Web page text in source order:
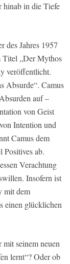
hinab in die Tiefe
des Jahres 1957
Titel „Der Mythos
veröffentlicht.
Absurde“. Camus
auf –
von Geist
Intention und
Camus dem
Positives ab.
Verachtung
Insofern ist
mit dem
einen glücklichen
seinem neuen
lernt“? Oder ob